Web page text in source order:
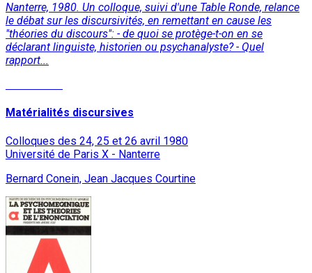
Nanterre, 1980. Un colloque, suivi d'une Table Ronde, relance
le débat sur les discursivités, en remettant en cause les
"théories du discours": - de quoi se protège-t-on en se
déclarant linguiste, historien ou psychanalyste? - Quel
rapport...
Matérialités discursives
Colloques des 24, 25 et 26 avril 1980
Université de Paris X - Nanterre
Bernard Conein, Jean Jacques Courtine